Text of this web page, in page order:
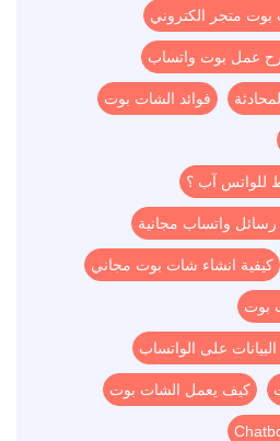
متجر الكتروني
عمل بوت واتساب
فوائد الشات بوت
للواتس آب ؟
واتساب مجانية
كيفية انشاء شات بوت مجاني
بوت
على الواتساب
كيف يعمل الشات بوت